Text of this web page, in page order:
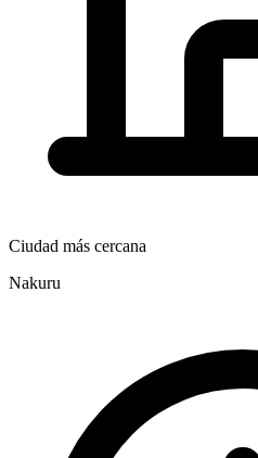
Ciudad más cercana
Nakuru